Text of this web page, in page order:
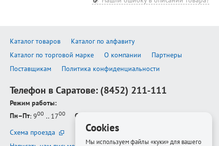
Каталог товаров
Каталог по алфавиту
Каталог по торговой марке
О компании
Партнеры
Поставщикам
Политика конфиденциальности
Телефон в Саратове: (8452) 211-111
Режим работы:
Пн–Пт: 900 .. 1700 Сб–Вс
Схема проезда
Cookies
Мы используем файлы «куки» для вашего